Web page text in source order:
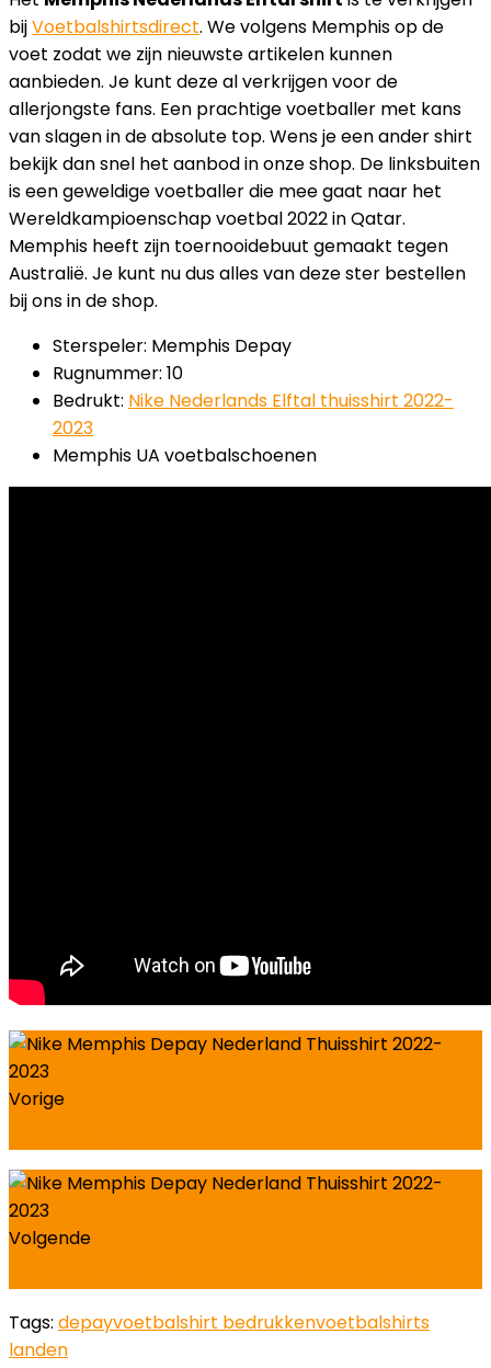
bijVoetbalshirtsdirect. We volgens Memphis op de
voet zodat we zijn nieuwste artikelen kunnen
aanbieden. Je kunt deze al verkrijgen voor de
allerjongste fans. Een prachtige voetballer met kans
van slagen in de absolute top. Wens je een ander shirt
bekijk dan snel het aanbod in onze shop. De linksbuiten
is een geweldige voetballer die mee gaat naar het
Wereldkampioenschap voetbal 2022 in Qatar.
Memphis heeft zijn toernooidebuut gemaakt tegen
Australië. Je kunt nu dus alles van deze ster bestellen
bij ons in de shop.
Sterspeler: Memphis Depay
Rugnummer: 10
Bedrukt: Nike Nederlands Elftal thuisshirt 2022-
2023
Memphis UA voetbalschoenen
Vorige
Volgende
Tags: depayvoetbalshirt bedrukkenvoetbalshirts
landen